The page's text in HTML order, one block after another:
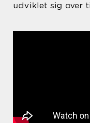
udviklet sig over